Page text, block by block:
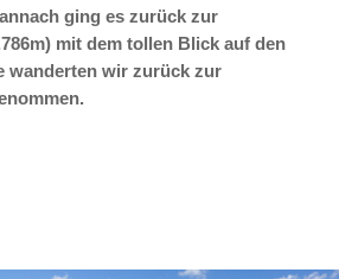
ging es zurück zur
mit dem tollen Blick auf den
wanderten wir zurück zur